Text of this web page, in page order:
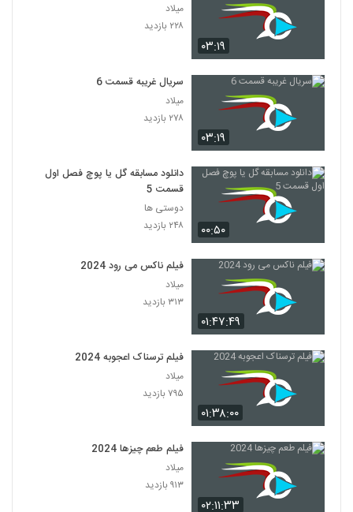
۰۳:۱۹
میلاد
۲۲۸ بازدید
۰۳:۱۹
سریال غریبه قسمت 6
میلاد
۲۷۸ بازدید
۰۰:۵۰
دانلود مسابقه گل یا پوچ فصل اول
قسمت 5
دوستی ها
۲۴۸ بازدید
۰۱:۴۷:۴۹
فیلم ناکس می رود 2024
میلاد
۳۱۳ بازدید
۰۱:۳۸:۰۰
فیلم ترسناک اعجوبه 2024
میلاد
۷۹۵ بازدید
۰۲:۱۱:۳۳
فیلم طعم چیزها 2024
میلاد
۹۱۳ بازدید